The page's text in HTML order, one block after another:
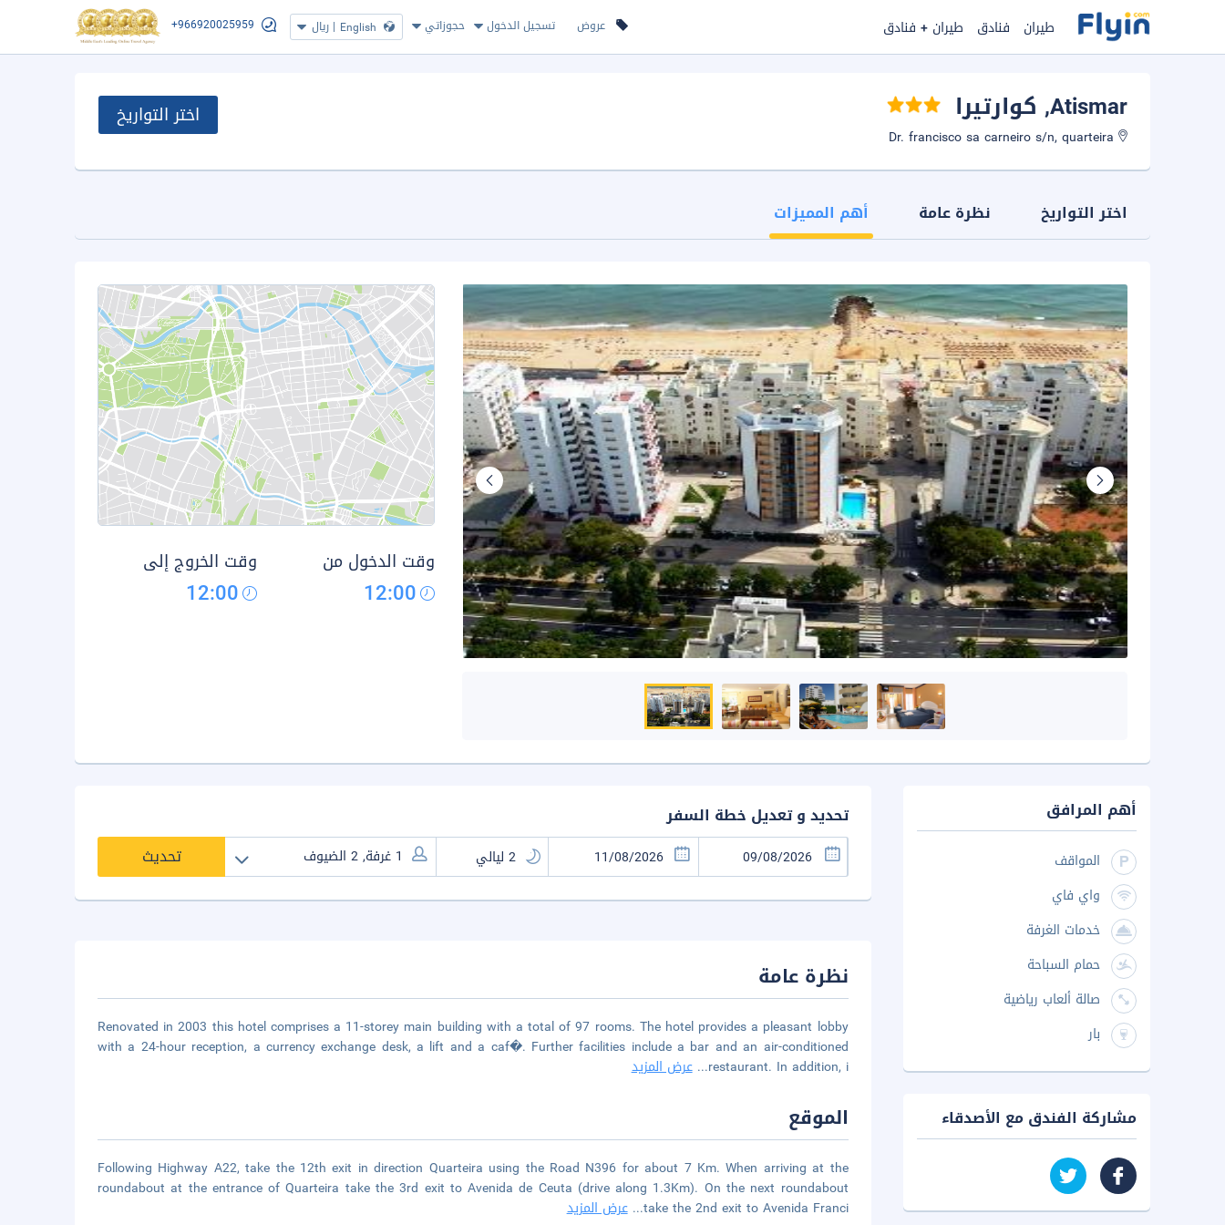
عروض تسجيل الدخول حجوزاتي English
| ريال +966920025959 طيران فنادق طيران + فنادق
Atismar, كوارتيرا اختر التواريخ
اختر التواريخ نظرة عامة أهم المميزات
وقت الدخول من
12:00
وقت الخروج إلى
12:00
تحديد و تعديل خطة السفر
تحديث
نظرة عامة
Renovated in 2003 this hotel comprises a 11-storey main building with a total of 97 rooms. The hotel provides a pleasant lobby
with a 24-hour reception, a currency exchange desk, a lift and a caf�. Further facilities include a bar and an air-conditioned
restaurant. In addition, i
...عرض المزيد
الموقع
Following Highway A22, take the 12th exit in direction Quarteira using the Road N396 for about 7 Km. When arriving at the
roundabout at the entrance of Quarteira take the 3rd exit to Avenida de Ceuta (drive along 1.3Km). On the next roundabout
take the 2nd exit to Avenida Franci
...عرض المزيد
أهم المرافق
المواقف
واي فاي
خدمات الغرفة
حمام السباحة
صالة ألعاب رياضية
بار
مشاركة الفندق مع الأصدقاء